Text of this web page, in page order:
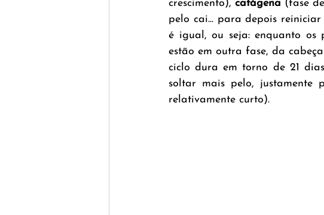
crescimento), catágena (fase
pelo cai... para depois
é igual, ou seja: enquanto os
estão em outra fase, da
ciclo dura em torno de 21
soltar mais pelo, justamente
relativamente curto).